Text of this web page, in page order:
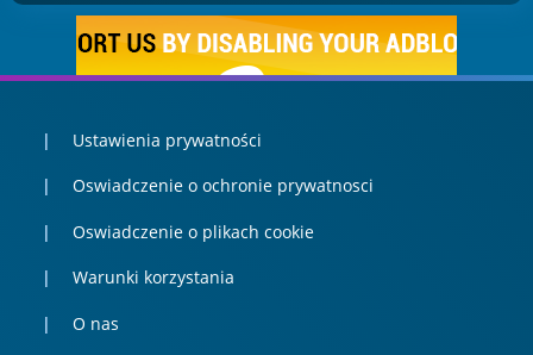
Ustawienia prywatności
Oswiadczenie o ochronie prywatnosci
Oswiadczenie o plikach cookie
Warunki korzystania
O nas